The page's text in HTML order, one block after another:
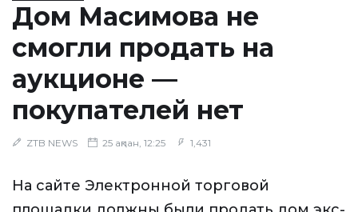
Дом Масимова не
смогли продать на
аукционе —
покупателей нет
ZTB NEWS 25 ақпан, 12:25 1,431
На сайте Электронной торговой